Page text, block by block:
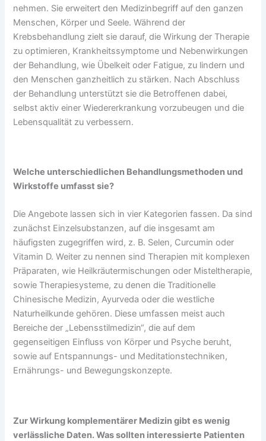
nehmen. Sie erweitert den Medizinbegriff auf den ganzen
Menschen, Körper und Seele. Während der
Krebsbehandlung zielt sie darauf, die Wirkung der Therapie
zu optimieren, Krankheitssymptome und Nebenwirkungen
der Behandlung, wie Übelkeit oder Fatigue, zu lindern und
den Menschen ganzheitlich zu stärken. Nach Abschluss
der Behandlung unterstützt sie die Betroffenen dabei,
selbst aktiv einer Wiedererkrankung vorzubeugen und die
Lebensqualität zu verbessern.
Welche unterschiedlichen Behandlungsmethoden und
Wirkstoffe umfasst sie?
Die Angebote lassen sich in vier Kategorien fassen. Da sind
zunächst Einzelsubstanzen, auf die insgesamt am
häufigsten zugegriffen wird, z. B. Selen, Curcumin oder
Vitamin D. Weiter zu nennen sind Therapien mit komplexen
Präparaten, wie Heilkräutermischungen oder Misteltherapie,
sowie Therapiesysteme, zu denen die Traditionelle
Chinesische Medizin, Ayurveda oder die westliche
Naturheilkunde gehören. Diese umfassen meist auch
Bereiche der „Lebensstilmedizin“, die auf dem
gegenseitigen Einfluss von Körper und Psyche beruht,
sowie auf Entspannungs- und Meditationstechniken,
Ernährungs- und Bewegungskonzepte.
Zur Wirkung komplementärer Medizin gibt es wenig
verlässliche Daten. Was sollten interessierte Patienten